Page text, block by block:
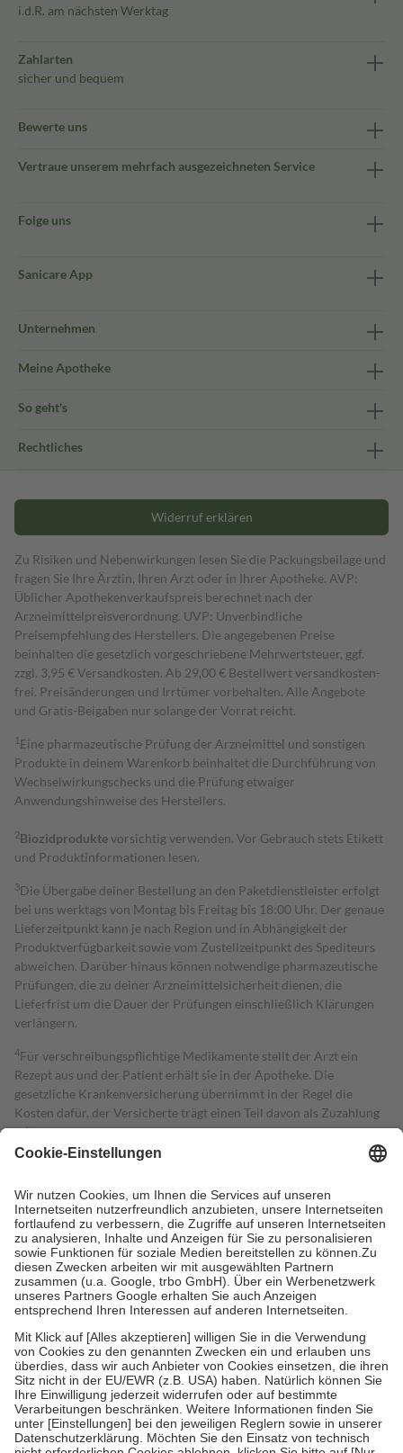
i.d.R. am nächsten Werktag
Zahlarten
sicher und bequem
Bewerte uns
Vertraue unserem mehrfach ausgezeichneten Service
Folge uns
Sanicare App
Unternehmen
Meine Apotheke
So geht's
Rechtliches
Widerruf erklären
Zu Risiken und Nebenwirkungen lesen Sie die Packungsbeilage und
fragen Sie Ihre Ärztin, Ihren Arzt oder in Ihrer Apotheke. AVP:
Üblicher Apothekenverkaufspreis berechnet nach der
Arzneimittelpreisverordnung. UVP: Unverbindliche
Preisempfehlung des Herstellers. Die angegebenen Preise
beinhalten die gesetzlich vorgeschriebene Mehrwertsteuer, ggf.
zzgl. 3,95 € Versandkosten. Ab 29,00 € Bestell­wert versand­kosten­
frei. Preisänderungen und Irrtümer vorbehalten. Alle Angebote
und Gratis-Beigaben nur solange der Vorrat reicht.
1 Eine pharmazeutische Prüfung der Arzneimittel und sonstigen
Produkte in deinem Warenkorb beinhaltet die Durchführung von
Wechselwirkungschecks und die Prüfung etwaiger
Anwendungshinweise des Herstellers.
2Biozidproduktevorsichtig verwenden. Vor Gebrauch stets Etikett
und Produktinformationen lesen.
3Die Übergabe deiner Bestellung an den Paketdienstleister erfolgt
bei uns werktags von Montag bis Freitag bis 18:00 Uhr. Der genaue
Lieferzeitpunkt kann je nach Region und in Abhängigkeit der
Produktverfügbarkeit sowie vom Zustellzeitpunkt des Spediteurs
abweichen. Darüber hinaus können notwendige pharmazeutische
Prüfungen, die zu deiner Arzneimittelsicherheit dienen, die
Lieferfrist um die Dauer der Prüfungen einschließlich Klärungen
verlängern.
4Für verschreibungspflichtige Medikamente stellt der Arzt ein
Rezept aus und der Patient erhält sie in der Apotheke. Die
gesetzliche Krankenversicherung übernimmt in der Regel die
Kosten dafür, der Versicherte trägt einen Teil davon als Zuzahlung
mit.
Grundsätzlich leisten Mitglieder Zuzahlungen in Höhe von zehn
höchstens zehn Euro.
Es sind jedoch nie mehr als die tatsächlichen
Kosten der Leistung zu entrichten.
Diese Regeln gelten grundsätzlich auch für Online-Apotheken.
Bei Heilmitteln und häuslicher Krankenpflege beträgt die
Zuzahlung zehn Prozent der Kosten sowie zehn Euro je
Verordnung.
Um das Engagement der Versicherten für ihre eigene Gesundheit zu
stärken und die besondere Stellung der Familie zu unterstützen,
fallenkeine Zuzahlungenan bei:
• Kindern und Jugendlichen bis zum vollendeten 18. Lebensjahr
mit Ausnahme der Fahrkosten
• Untersuchungen zur Vorsorge und Früherkennung, die von der
GKV getragen werden
• empfohlenen Schutzimpfungen